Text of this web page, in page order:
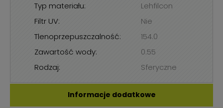
Typ materiału:
Lehfilcon
Filtr UV:
Nie
Tlenoprzepuszczalność:
154.0
Zawartość wody:
0.55
Rodzaj:
Sferyczne
Informacje dodatkowe